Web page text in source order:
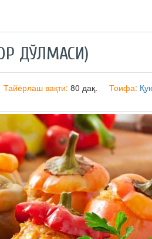
ДЎЛМАСИ)
Тайёрлаш вақти: 80 дақ. Тоифа: